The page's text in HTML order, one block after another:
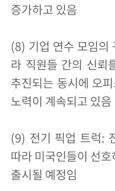
증가하고 있음
(8) 기업 연수 모임의
라 직원들 간의 신뢰
추진되는 동시에 오
노력이 계속되고 있음
(9) 전기 픽업 트럭:
따라 미국인들이 선
출시될 예정임